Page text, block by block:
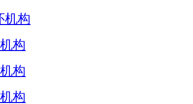
机构
构
构
构